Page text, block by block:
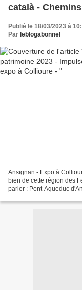
català -
Publié le 18/03/2023 à
Par leblogabonnel
Ansignan - Expo à
bien de cette région des
parler : Pont-Aqueduc